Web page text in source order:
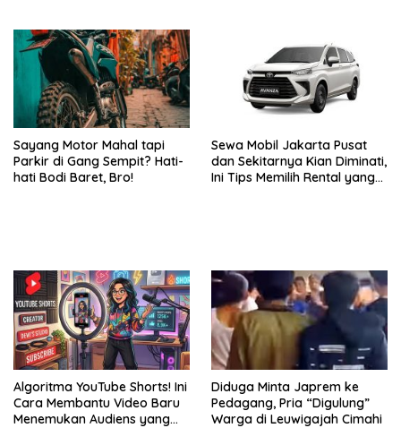
Sayang Motor Mahal tapi
Parkir di Gang Sempit? Hati-
hati Bodi Baret, Bro!
Sewa Mobil Jakarta Pusat
dan Sekitarnya Kian Diminati,
Ini Tips Memilih Rental yang
Algoritma YouTube Shorts! Ini
Cara Membantu Video Baru
Menemukan Audiens yang
Diduga Minta Japrem ke
Pedagang, Pria “Digulung”
Warga di Leuwigajah Cimahi